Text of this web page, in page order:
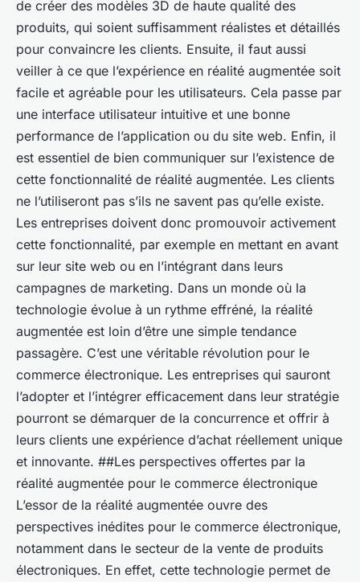
de créer des modèles 3D de haute qualité des
produits, qui soient suffisamment réalistes et détaillés
pour convaincre les clients. Ensuite, il faut aussi
veiller à ce que l’expérience en réalité augmentée soit
facile et agréable pour les utilisateurs. Cela passe par
une interface utilisateur intuitive et une bonne
performance de l’application ou du site web. Enfin, il
est essentiel de bien communiquer sur l’existence de
cette fonctionnalité de réalité augmentée. Les clients
ne l’utiliseront pas s’ils ne savent pas qu’elle existe.
Les entreprises doivent donc promouvoir activement
cette fonctionnalité, par exemple en mettant en avant
sur leur site web ou en l’intégrant dans leurs
campagnes de marketing. Dans un monde où la
technologie évolue à un rythme effréné, la réalité
augmentée est loin d’être une simple tendance
passagère. C’est une véritable révolution pour le
commerce électronique. Les entreprises qui sauront
l’adopter et l’intégrer efficacement dans leur stratégie
pourront se démarquer de la concurrence et offrir à
leurs clients une expérience d’achat réellement unique
et innovante. ##Les perspectives offertes par la
réalité augmentée pour le commerce électronique
L’essor de la réalité augmentée ouvre des
perspectives inédites pour le commerce électronique,
notamment dans le secteur de la vente de produits
électroniques. En effet, cette technologie permet de